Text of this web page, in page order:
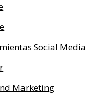
Social Media
Marketing